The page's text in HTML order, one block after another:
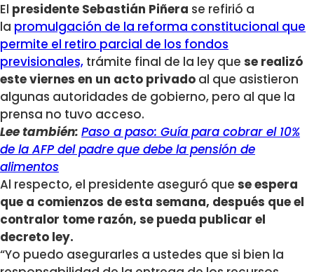
El presidente Sebastián Piñera se refirió a
la promulgación de la reforma constitucional que
permite el retiro parcial de los fondos
previsionales, trámite final de la ley que se realizó
este viernes en un acto privado al que asistieron
algunas autoridades de gobierno, pero al que la
prensa no tuvo acceso.
Lee también: Paso a paso: Guía para cobrar el 10%
de la AFP del padre que debe la pensión de
alimentos
Al respecto, el presidente aseguró que se espera
que a comienzos de esta semana, después que el
contralor tome razón, se pueda publicar el
decreto ley.
“Yo puedo asegurarles a ustedes que si bien la